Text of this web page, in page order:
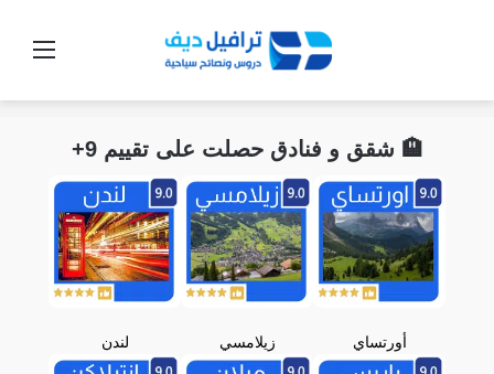
🏨 شقق و فنادق حصلت على تقييم 9+
أورتساي زيلامسي لندن